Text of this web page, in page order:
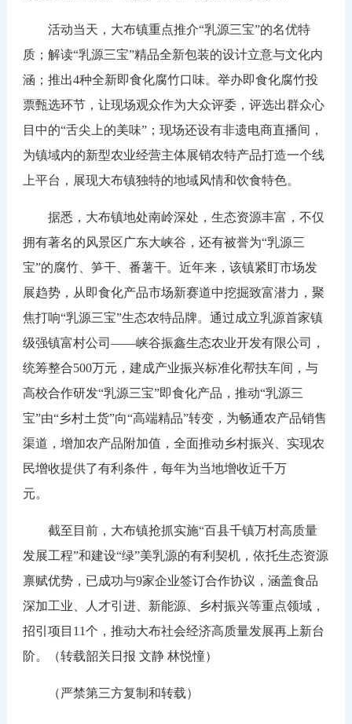
活动当天，大布镇重点推介“乳源三宝”的名优特
质；解读“乳源三宝”精品全新包装的设计立意与文化内
涵；推出4种全新即食化腐竹口味。举办即食化腐竹投
票甄选环节，让现场观众作为大众评委，评选出群众心
目中的“舌尖上的美味”；现场还设有非遗电商直播间，
为镇域内的新型农业经营主体展销农特产品打造一个线
上平台，展现大布镇独特的地域风情和饮食特色。
据悉，大布镇地处南岭深处，生态资源丰富，不仅
拥有著名的风景区广东大峡谷，还有被誉为“乳源三
宝”的腐竹、笋干、番薯干。近年来，该镇紧盯市场发
展趋势，从即食化产品市场新赛道中挖掘致富潜力，聚
焦打响“乳源三宝”生态农特品牌。通过成立乳源首家镇
级强镇富村公司——峡谷振鑫生态农业开发有限公司，
统筹整合500万元，建成产业振兴标准化帮扶车间，与
高校合作研发“乳源三宝”即食化产品，推动“乳源三
宝”由“乡村土货”向“高端精品”转变，为畅通农产品销售
渠道，增加农产品附加值，全面推动乡村振兴、实现农
民增收提供了有利条件，每年为当地增收近千万
元。
截至目前，大布镇抢抓实施“百县千镇万村高质量
发展工程”和建设“绿”美乳源的有利契机，依托生态资源
禀赋优势，已成功与9家企业签订合作协议，涵盖食品
深加工业、人才引进、新能源、乡村振兴等重点领域，
招引项目11个，推动大布社会经济高质量发展再上新台
阶。（转载韶关日报 文静 林悦憧）
（严禁第三方复制和转载）